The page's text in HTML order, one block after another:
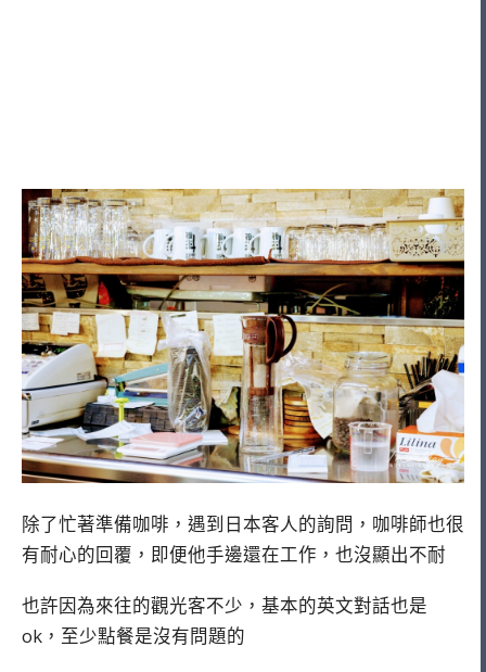
除了忙著準備咖啡，遇到日本客人的詢問，咖啡師也很
有耐心的回覆，即便他手邊還在工作，也沒顯出不耐
也許因為來往的觀光客不少，基本的英文對話也是
ok，至少點餐是沒有問題的